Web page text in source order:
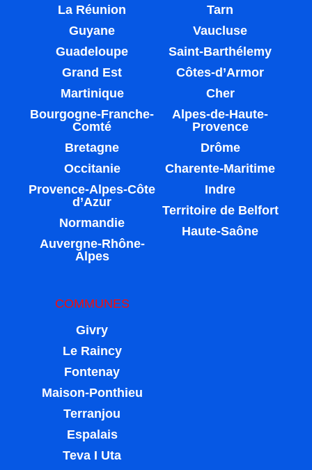
La Réunion
Guyane
Guadeloupe
Grand Est
Martinique
Bourgogne-Franche-
Comté
Bretagne
Occitanie
Provence-Alpes-Côte
d’Azur
Normandie
Auvergne-Rhône-
Alpes
Tarn
Vaucluse
Saint-Barthélemy
Côtes-d’Armor
Cher
Alpes-de-Haute-
Provence
Drôme
Charente-Maritime
Indre
Territoire de Belfort
Haute-Saône
COMMUNES
Givry
Le Raincy
Fontenay
Maison-Ponthieu
Terranjou
Espalais
Teva I Uta